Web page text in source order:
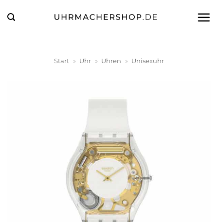
Inhalt
Start » Uhr » Uhren » Unisexuhr